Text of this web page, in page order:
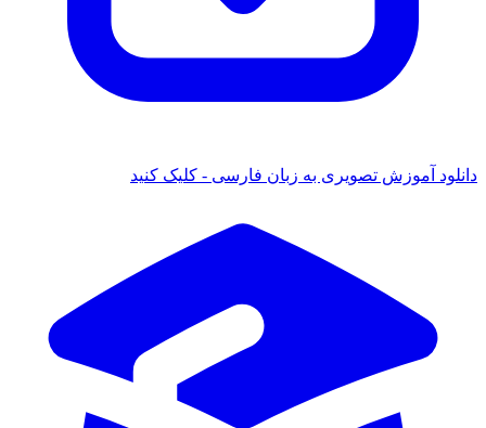
آموزش تصویری به زبان فارسی - کلیک کنید